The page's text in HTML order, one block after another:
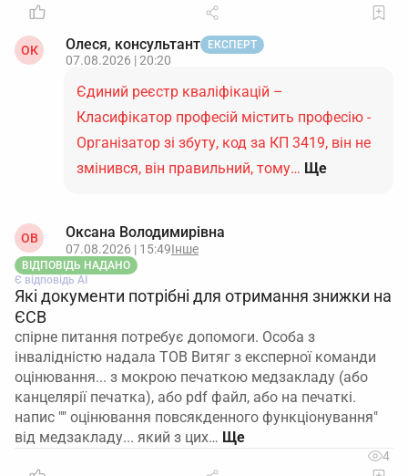
ОК Олеся, консультант ЕКСПЕРТ
07.08.2026 | 20:20
Єдиний реєстр кваліфікацій –
Класифікатор професій містить професію -
Організатор зі збуту, код за КП 3419, він не
змінився, він правильний, тому… Ще
ОВ Оксана Володимирівна
07.08.2026 | 15:49Інше
ВІДПОВІДЬ НАДАНО
Є відповідь АІ
Які документи потрібні для отримання знижки на
ЄСВ
спірне питання потребує допомоги. Особа з
інвалідністю надала ТОВ Витяг з експерної команди
оцінювання... з мокрою печаткою медзакладу (або
канцелярії печатка), або pdf файл, або на печаткі.
напис "" оцінювання повсякденного функціонування"
від медзакладу... який з цих…
4